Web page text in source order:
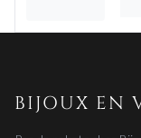
BIJOUX EN